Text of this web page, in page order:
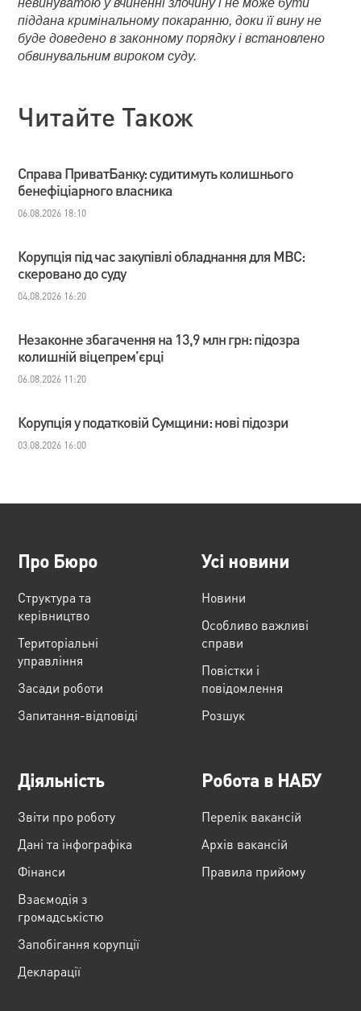
невинуватою у вчиненні злочину і не може бути
піддана кримінальному покаранню, доки її вину не
буде доведено в законному порядку і встановлено
обвинувальним вироком суду.
Читайте Також
Справа ПриватБанку: судитимуть колишнього
бенефіціарного власника
06.08.2026 18:10
Корупція під час закупівлі обладнання для МВС:
скеровано до суду
04.08.2026 16:20
Незаконне збагачення на 13,9 млн грн: підозра
колишній віцепрем’єрці
06.08.2026 11:20
Корупція у податковій Сумщини: нові підозри
03.08.2026 16:00
Про Бюро
Структура та
керівництво
Територіальні
управління
Засади роботи
Запитання-відповіді
Усі новини
Новини
Особливо важливі
справи
Повістки і
повідомлення
Розшук
Діяльність
Звіти про роботу
Дані та інфографіка
Фінанси
Взаємодія з
громадськістю
Запобігання корупції
Декларації
Робота в НАБУ
Перелік вакансій
Архів вакансій
Правила прийому